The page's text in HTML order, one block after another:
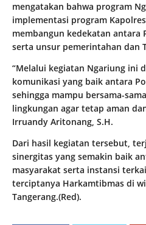
mengatakan bahwa program
implementasi program
membangun kedekatan antara
serta unsur pemerintahan dan
“Melalui kegiatan Ngariung ini
komunikasi yang baik antara
sehingga mampu bersama-
lingkungan agar tetap aman
Irruandy Aritonang, S.H.
Dari hasil kegiatan tersebut,
sinergitas yang semakin baik
masyarakat serta instansi
terciptanya Harkamtibmas di
Tangerang.(Red).